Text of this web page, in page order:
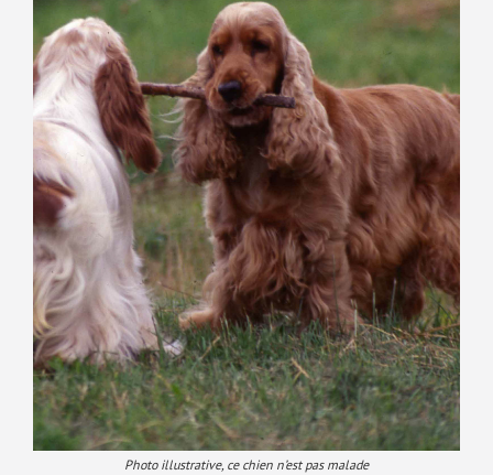
VERS LE SITE SCC.ASSO.FR
Photo illustrative, ce chien n’est pas malade